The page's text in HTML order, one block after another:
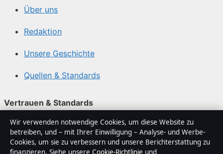
Über uns
Redaktion
Unsere Geschichte
Quellen & Standards
Vertrauen & Standards
Redaktionelle Richtlinien
Wir verwenden notwendige Cookies, um diese Website zu
betreiben, und – mit Ihrer Einwilligung – Analyse- und Werbe-
Cookies, um sie zu verbessern und unsere Berichterstattung zu
finanzieren. Siehe unsere Cookie-Richtlinie und